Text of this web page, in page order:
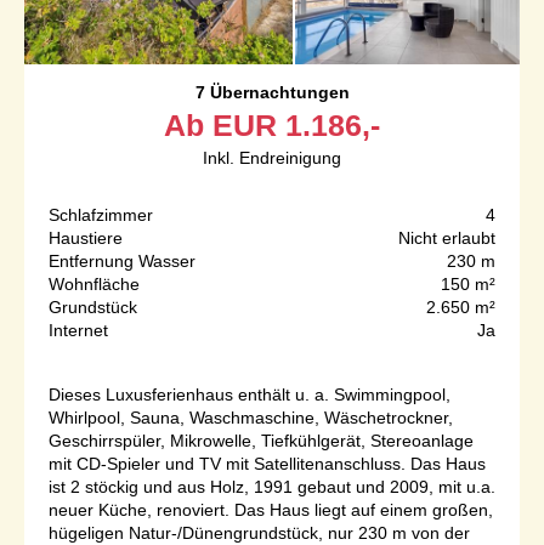
7 Übernachtungen
Ab EUR 1.186,-
Inkl. Endreinigung
Schlafzimmer
4
Haustiere
Nicht erlaubt
Entfernung Wasser
230 m
Wohnfläche
150 m²
Grundstück
2.650 m²
Internet
Ja
Dieses Luxusferienhaus enthält u. a. Swimmingpool,
Whirlpool, Sauna, Waschmaschine, Wäschetrockner,
Geschirrspüler, Mikrowelle, Tiefkühlgerät, Stereoanlage
mit CD-Spieler und TV mit Satellitenanschluss. Das Haus
ist 2 stöckig und aus Holz, 1991 gebaut und 2009, mit u.a.
neuer Küche, renoviert. Das Haus liegt auf einem großen,
hügeligen Natur-/Dünengrundstück, nur 230 m von der